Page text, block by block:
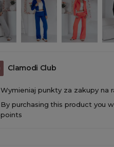
Clamodi Club
Wymieniaj punkty za zakupy na
By purchasing this product you
points